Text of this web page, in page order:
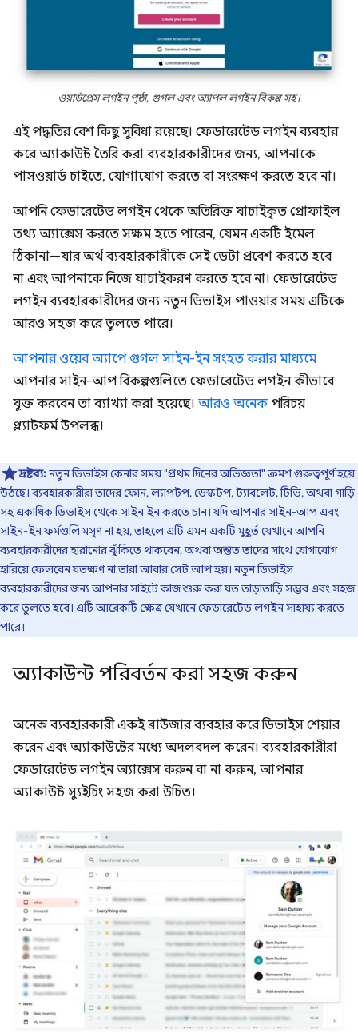
ওয়ার্ডপ্রেস লগইন পৃষ্ঠা, গুগল এবং অ্যাপল লগইন বিকল্প সহ।
এই পদ্ধতির বেশ কিছু সুবিধা রয়েছে। ফেডারেটেড লগইন ব্যবহার
করে অ্যাকাউন্ট তৈরি করা ব্যবহারকারীদের জন্য, আপনাকে
পাসওয়ার্ড চাইতে, যোগাযোগ করতে বা সংরক্ষণ করতে হবে না।
আপনি ফেডারেটেড লগইন থেকে অতিরিক্ত যাচাইকৃত প্রোফাইল
তথ্য অ্যাক্সেস করতে সক্ষম হতে পারেন, যেমন একটি ইমেল
ঠিকানা—যার অর্থ ব্যবহারকারীকে সেই ডেটা প্রবেশ করতে হবে
না এবং আপনাকে নিজে যাচাইকরণ করতে হবে না। ফেডারেটেড
লগইন ব্যবহারকারীদের জন্য নতুন ডিভাইস পাওয়ার সময় এটিকে
আরও সহজ করে তুলতে পারে।
আপনার ওয়েব অ্যাপে গুগল সাইন-ইন সংহত করার মাধ্যমে
আপনার সাইন-আপ বিকল্পগুলিতে ফেডারেটেড লগইন কীভাবে
যুক্ত করবেন তা ব্যাখ্যা করা হয়েছে। আরও অনেকপরিচয়
প্ল্যাটফর্ম উপলব্ধ।
দ্রষ্টব্য:নতুন ডিভাইস কেনার সময় "প্রথম দিনের অভিজ্ঞতা" ক্রমশ গুরুত্বপূর্ণ হয়ে
উঠছে। ব্যবহারকারীরা তাদের ফোন, ল্যাপটপ, ডেস্কটপ, ট্যাবলেট, টিভি, অথবা গাড়ি
সহ একাধিক ডিভাইস থেকে সাইন ইন করতে চান। যদি আপনার সাইন-আপ এবং
সাইন-ইন ফর্মগুলি মসৃণ না হয়, তাহলে এটি এমন একটি মুহূর্ত যেখানে আপনি
ব্যবহারকারীদের হারানোর ঝুঁকিতে থাকবেন, অথবা অন্তত তাদের সাথে যোগাযোগ
হারিয়ে ফেলবেন যতক্ষণ না তারা আবার সেট আপ হয়। নতুন ডিভাইস
ব্যবহারকারীদের জন্য আপনার সাইটে কাজ শুরু করা যত তাড়াতাড়ি সম্ভব এবং সহজ
করে তুলতে হবে। এটি আরেকটি ক্ষেত্র যেখানে ফেডারেটেড লগইন সাহায্য করতে
পারে।
অ্যাকাউন্ট পরিবর্তন করা সহজ করুন
অনেক ব্যবহারকারী একই ব্রাউজার ব্যবহার করে ডিভাইস শেয়ার
করেন এবং অ্যাকাউন্টের মধ্যে অদলবদল করেন। ব্যবহারকারীরা
ফেডারেটেড লগইন অ্যাক্সেস করুন বা না করুন, আপনার
অ্যাকাউন্ট স্যুইচিং সহজ করা উচিত।